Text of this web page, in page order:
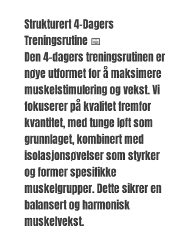
Strukturert 4-Dagers
Treningsrutine 📅
Den 4-dagers treningsrutinen er
nøye utformet for å maksimere
muskelstimulering og vekst. Vi
fokuserer på kvalitet fremfor
kvantitet, med tunge løft som
grunnlaget, kombinert med
isolasjonsøvelser som styrker
og former spesifikke
muskelgrupper. Dette sikrer en
balansert og harmonisk
muskelvekst.